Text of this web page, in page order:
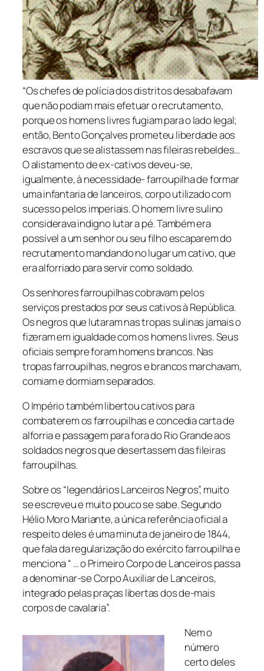
“Os chefes de polícia dos distritos desabafavam
que não podiam mais efetuar o recrutamento,
porque os homens livres fugiam para o lado legal;
então, Bento Gonçalves prometeu liberdade aos
escravos que se alistassem nas fileiras rebeldes…
O alistamento de ex-cativos deveu-se,
igualmente, à necessidade- farroupilha de formar
uma infantaria de lanceiros, corpo utilizado com
sucesso pelos imperiais. O homem livre sulino
considerava indigno lutar a pé. Também era
possível a um senhor ou seu filho escaparem do
recrutamento mandando no lugar um cativo, que
era alforriado para servir como soldado.
Os senhores farroupilhas cobravam pelos
serviços prestados por seus cativos à República.
Os negros que lutaram nas tropas sulinas jamais o
fizeram em igualdade com os homens livres. Seus
oficiais sempre foram homens brancos. Nas
tropas farroupilhas, negros e brancos marchavam,
comiam e dormiam separados.
O Império também libertou cativos para
combaterem os farroupilhas e concedia carta de
alforria e passagem para fora do Rio Grande aos
soldados negros que desertassem das fileiras
farroupilhas.
Sobre os “legendários Lanceiros Negros”, muito
se escreveu e muito pouco se sabe. Segundo
Hélio Moro Mariante, a única referência oficial a
respeito deles é uma minuta de janeiro de 1844,
que fala da regularização do exército farroupilha e
menciona “ … o Primeiro Corpo de Lanceiros passa
a denominar-se Corpo Auxiliar de Lanceiros,
integrado pelas praças libertas dos de-mais
corpos de cavalaria”.
Nem o
número
certo deles